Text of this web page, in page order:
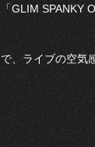
GLIM SPANKY
、ライブの空気